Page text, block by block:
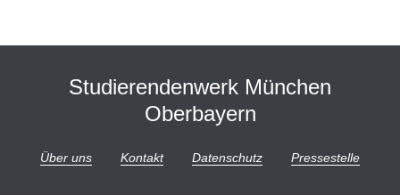
Studierendenwerk München
Oberbayern
Über uns Kontakt Datenschutz Pressestelle